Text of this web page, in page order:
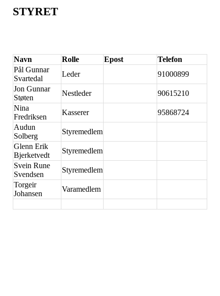
STYRET
Navn Rolle Epost
Telefon
Pål Gunnar
Svartedal
Leder
91000899
Jon Gunnar
Støten
Nestleder
90615210
Nina
Fredriksen
Kasserer
95868724
Audun
Solberg
Styremedlem
Glenn Erik
Bjerketvedt
Styremedlem
Svein Rune
Svendsen
Styremedlem
Torgeir
Johansen
Varamedlem